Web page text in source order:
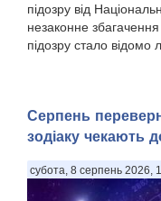
підозру від
незаконне
підозру стало
Серпень
зодіаку чекають
субота, 8 серпень 2026,